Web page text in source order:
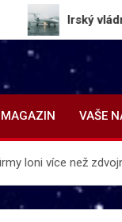
Irský vládní letoun
MAGAZIN VAŠE
loni více než